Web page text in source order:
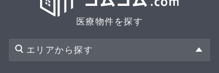
医療物件を探す
エリアから探す